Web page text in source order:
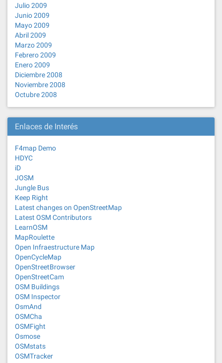
Julio 2009
Junio 2009
Mayo 2009
Abril 2009
Marzo 2009
Febrero 2009
Enero 2009
Diciembre 2008
Noviembre 2008
Octubre 2008
Enlaces de Interés
F4map Demo
HDYC
iD
JOSM
Jungle Bus
Keep Right
Latest changes on OpenStreetMap
Latest OSM Contributors
LearnOSM
MapRoulette
Open Infraestructure Map
OpenCycleMap
OpenStreetBrowser
OpenStreetCam
OSM Buildings
OSM Inspector
OsmAnd
OSMCha
OSMFight
Osmose
OSMstats
OSMTracker